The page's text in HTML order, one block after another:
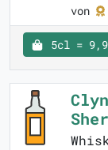
von
5cl =